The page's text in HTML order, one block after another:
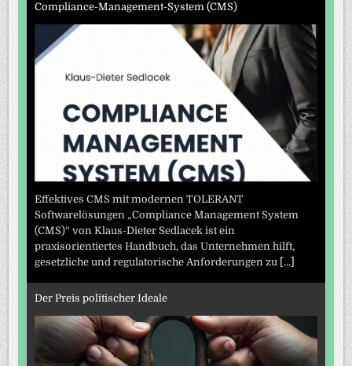
Compliance-Management-System (CMS)
Effektives CMS mit modernen TOLERANT
Softwarelösungen „Compliance Management System
(CMS)“ von Klaus-Dieter Sedlacek ist ein
praxisorientiertes Handbuch, das Unternehmen hilft,
gesetzliche und regulatorische Anforderungen zu
[...]
Der Preis politischer Ideale